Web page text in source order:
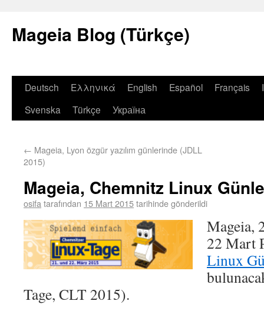
Mageia Blog (Türkçe)
Deutsch Ελληνικά English Español Français
Svenska
Türkçe Україна
← Mageia, Lyon özgür yazılım günlerinde (JDLL
2015)
Mageia, Chemnitz Linux
osifa tarafından 15 Mart 2015tarihinde gönderildi
Mageia,
22 Mart
Linux
Tage, CLT 2015).